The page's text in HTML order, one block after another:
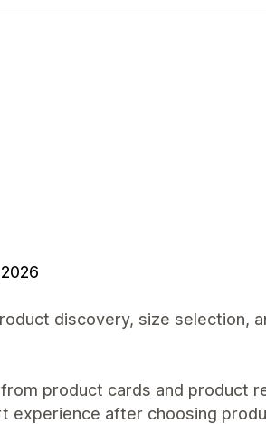
discovery, size selection,
product cards and product
experience after choosing